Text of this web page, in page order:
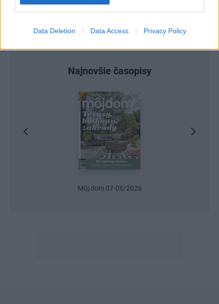
Data Deletion Data Access Privacy Policy
Najnovšie časopisy
Môj dom 07-08/2026